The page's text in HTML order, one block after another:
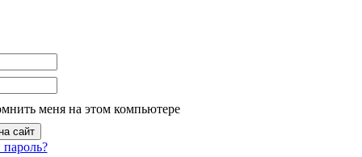
меня на этом компьютере